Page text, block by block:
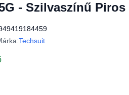
- Szilvaszínű
Techsuit